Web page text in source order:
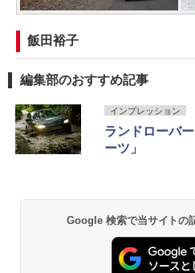
飯田裕子
編集部のおすすめ記事
インプレッション
ランドローバ
ーツ」
Google 検索で当サイトの